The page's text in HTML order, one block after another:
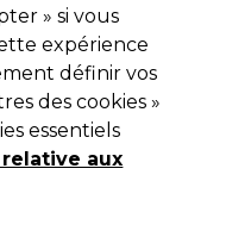
» si vous
expérience
définir vos
des cookies »
essentiels
aux